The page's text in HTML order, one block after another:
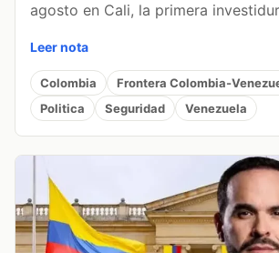
agosto en Cali, la primera
Leer nota
Colombia Frontera Colombia-
Politica
Seguridad Venezuela